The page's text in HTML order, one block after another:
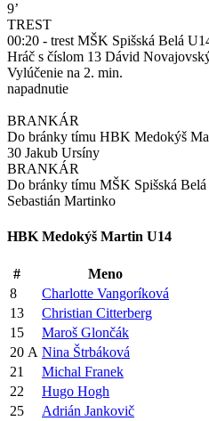
9’
TREST
00:20 - trest MŠK Spišská Belá
Hráč s číslom 13 Dávid
Vylúčenie na 2. min.
napadnutie
BRANKÁR
Do bránky tímu HBK Medokýš
30 Jakub Ursíny
BRANKÁR
Do bránky tímu MŠK Spišská
Sebastián Martinko
HBK Medokýš Martin U14
#
Meno
8
Charlotte Vangoríková
13
Christian Citterberg
15
Maroš Glončák
20 A Nina Štrbáková
21
Michal Franek
22
Hugo Hogh
25
Adrián Jankovič